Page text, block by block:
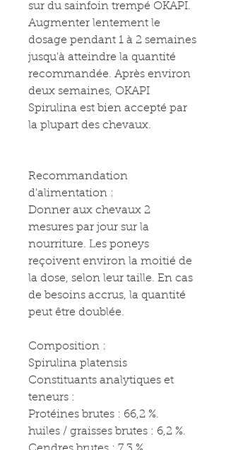
sur du sainfoin trempé OKAPI.
Augmenter lentement le
dosage pendant 1 à 2 semaines
jusqu'à atteindre la quantité
recommandée. Après environ
deux semaines, OKAPI
Spirulina est bien accepté par
la plupart des chevaux.
Recommandation
d'alimentation :
Donner aux chevaux 2
mesures par jour sur la
nourriture. Les poneys
reçoivent environ la moitié de
la dose, selon leur taille. En cas
de besoins accrus, la quantité
peut être doublée.
Composition :
Spirulina platensis
Constituants analytiques et
teneurs :
Protéines brutes : 66,2 %.
huiles / graisses brutes : 6,2 %.